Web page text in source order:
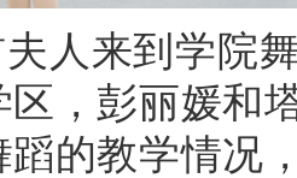
人来到学院
区，彭丽媛和
蹈的教学情况